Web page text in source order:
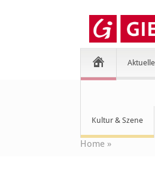
Kultur & Szene
Home »